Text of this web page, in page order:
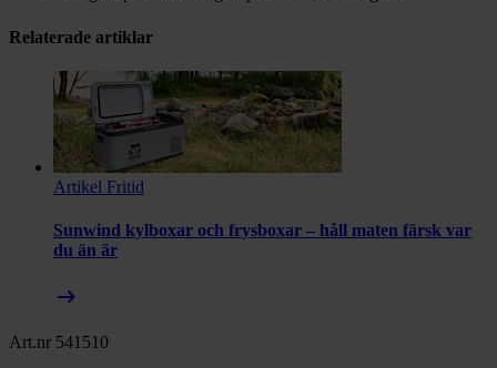
Relaterade artiklar
Artikel Fritid
Sunwind kylboxar och frysboxar – håll maten färsk var
du än är
arrow_right_alt
Art.nr 541510